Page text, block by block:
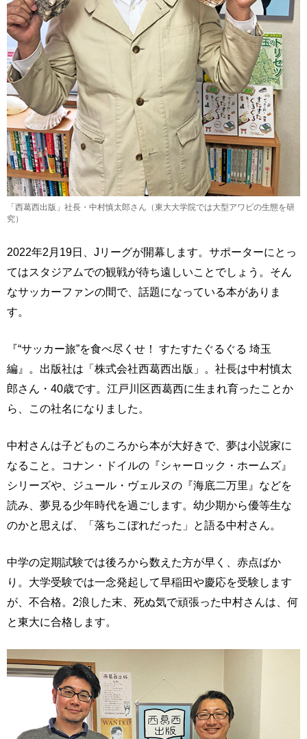
「西葛西出版」社長・中村慎太郎さん（東大大学院では大型アワビの生態を研
究）
2022年2月19日、Jリーグが開幕します。サポーターにとっ
てはスタジアムでの観戦が待ち遠しいことでしょう。そん
なサッカーファンの間で、話題になっている本がありま
す。
『“サッカー旅”を食べ尽くせ！ すたすたぐるぐる 埼玉
編』。出版社は「株式会社西葛西出版」。社長は中村慎太
郎さん・40歳です。江戸川区西葛西に生まれ育ったことか
ら、この社名になりました。
中村さんは子どものころから本が大好きで、夢は小説家に
なること。コナン・ドイルの『シャーロック・ホームズ』
シリーズや、ジュール・ヴェルヌの『海底二万里』などを
読み、夢見る少年時代を過ごします。幼少期から優等生な
のかと思えば、「落ちこぼれだった」と語る中村さん。
中学の定期試験では後ろから数えた方が早く、赤点ばか
り。大学受験では一念発起して早稲田や慶応を受験します
が、不合格。2浪した末、死ぬ気で頑張った中村さんは、何
と東大に合格します。